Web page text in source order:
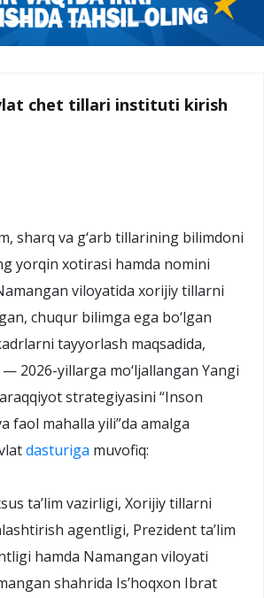
chet tillari instituti kirish
sharq va g‘arb tillarining bilimdoni
yorqin xotirasi hamda nomini
viloyatida xorijiy tillarni
chuqur bilimga ega bo‘lgan
tayyorlash maqsadida,
2026-yillarga mo‘ljallangan Yangi
strategiyasini “Inson
faol mahalla yili”da amalga
dasturiga muvofiq:
ta’lim vazirligi, Xorijiy tillarni
agentligi, Prezident ta’lim
hamda Namangan viloyati
shahrida Is’hoqxon Ibrat